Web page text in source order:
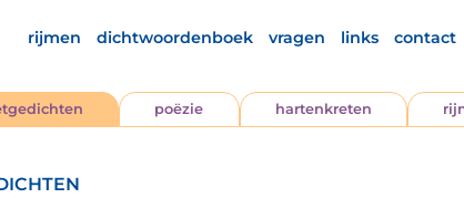
rijmen dichtwoordenboek vragen links contact
poëzie hartenkreten